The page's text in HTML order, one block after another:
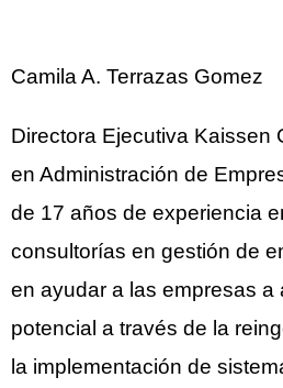
Camila A. Terrazas Gomez
Directora Ejecutiva Kaissen
en Administración de
de 17 años de experiencia
consultorías en gestión de
en ayudar a las empresas a
potencial a través de la
la implementación de